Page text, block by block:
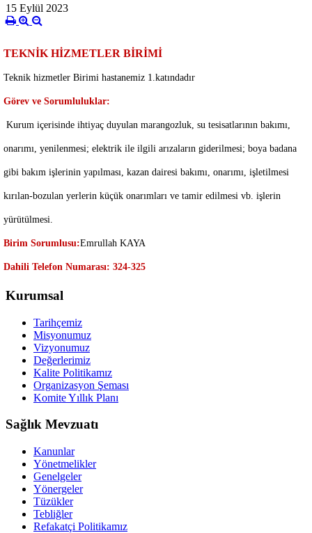
15 Eylül 2023
TEKNİK HİZMETLER BİRİMİ
Teknik hizmetler Birimi hastanemiz 1.katındadır
Görev ve Sorumluluklar:
Kurum içerisinde ihtiyaç duyulan marangozluk, su tesisatlarının bakımı,
onarımı, yenilenmesi; elektrik ile ilgili arızaların giderilmesi; boya badana
gibi bakım işlerinin yapılması, kazan dairesi bakımı, onarımı, işletilmesi
kırılan-bozulan yerlerin küçük onarımları ve tamir edilmesi vb. işlerin
yürütülmesi.
Birim Sorumlusu:Emrullah KAYA
Dahili Telefon Numarası: 324-325
Kurumsal
Tarihçemiz
Misyonumuz
Vizyonumuz
Değerlerimiz
Kalite Politikamız
Organizasyon Şeması
Komite Yıllık Planı
Sağlık Mevzuatı
Kanunlar
Yönetmelikler
Genelgeler
Yönergeler
Tüzükler
Tebliğler
Refakatçi Politikamız